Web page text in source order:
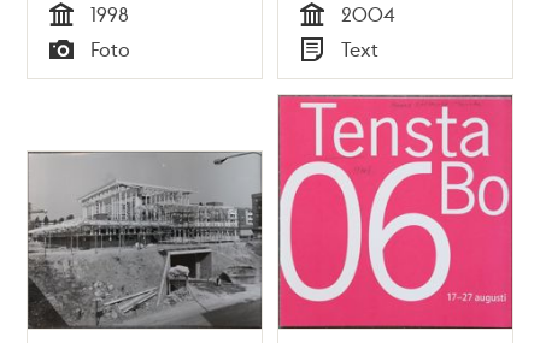
Tid
1998
Typ
Foto Tid
2004
Typ
Text